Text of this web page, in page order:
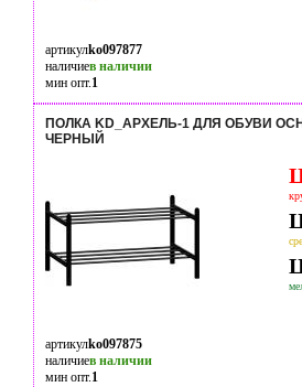
артикулko097877
наличиев наличии
мин опт.1
ПОЛКА KD_АРХЕЛЬ-1 ДЛЯ ОБУВИ
ЧЕРНЫЙ
артикулko097875
наличиев наличии
мин опт.1